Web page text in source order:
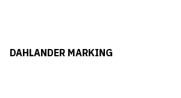
DAHLANDER MARKING